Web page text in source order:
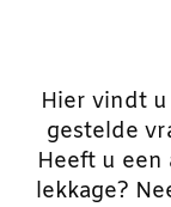
Hier vindt
gestelde
Heeft u een
lekkage?